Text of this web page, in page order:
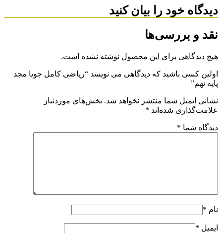
دیدگاه خود را بیان کنید
نقد و بررسی‌ها
هیچ دیدگاهی برای این محصول نوشته نشده است.
اولین کسی باشید که دیدگاهی می نویسد “ریاضی کامل جویا مجد
پایه نهم”
نشانی ایمیل شما منتشر نخواهد شد.بخش‌های موردنیاز
علامت‌گذاری شده‌اند *
دیدگاه شما *
نام *
ایمیل *